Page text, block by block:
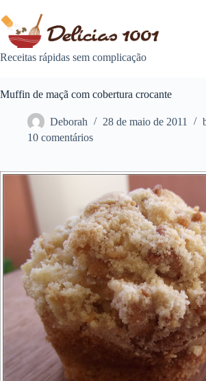
para
conteúdo
Receitas rápidas sem complicação
Muffin de maçã com cobertura crocante
Deborah 28 de maio de 2011
10 comentários